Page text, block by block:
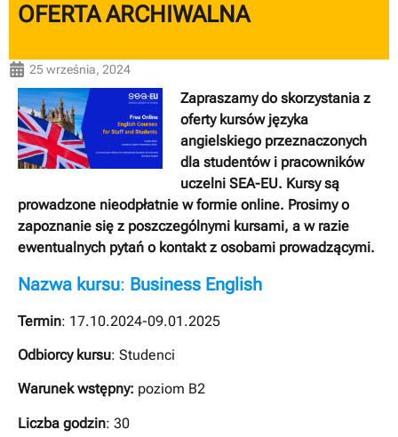
OFERTA ARCHIWALNA
25 września, 2024
Zapraszamy do skorzystania z
oferty kursów języka
angielskiego przeznaczonych
dla studentów i pracowników
uczelni SEA-EU. Kursy są
prowadzone nieodpłatnie w formie online. Prosimy o
zapoznanie się z poszczególnymi kursami, a w razie
ewentualnych pytań o kontakt z osobami prowadzącymi.
Nazwa kursu: Business English
Termin: 17.10.2024-09.01.2025
Odbiorcy kursu: Studenci
Warunek wstępny: poziom B2
Liczba godzin: 30